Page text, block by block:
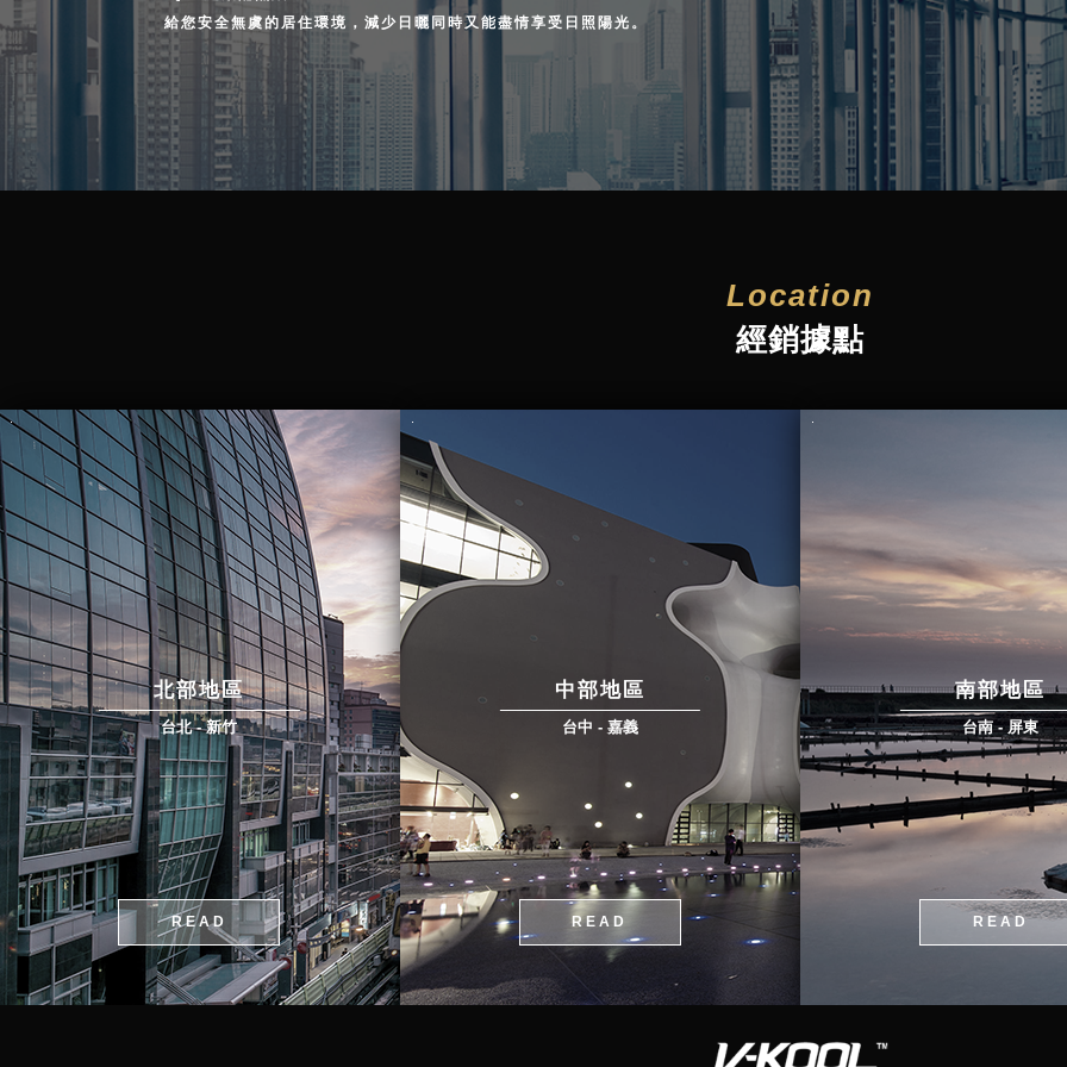
給您安全無虞的居住環境，減少日曬同時又能盡情享受日照陽光。
Location
經銷據點
北部地區
台北 - 新竹
READ
中部地區
台中 - 嘉義
READ
南部地區
台南 - 屏東
READ